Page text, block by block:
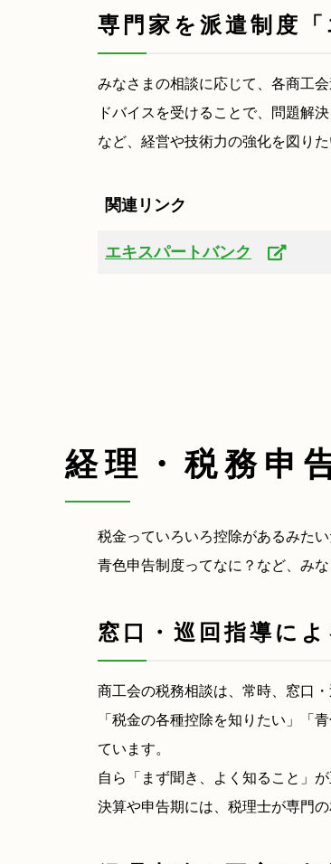
専門家を派遣制度
みなさまの相談に応じて、各商工
ドバイスを受けることで、問題解
など、経営や技術力の強化を図り
関連リンク
エキスパートバンク
経理・税務申
税金っていろいろ控除があるみた
青色申告制度ってなに？など、み
窓口・巡回指導に
商工会の税務相談は、常時、窓口
「税金の各種控除を知りたい」「
ています。
自ら「まず聞き、よく知ること」
決算や申告期には、税理士が専門